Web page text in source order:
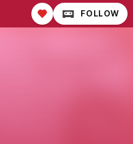
FOLLOW